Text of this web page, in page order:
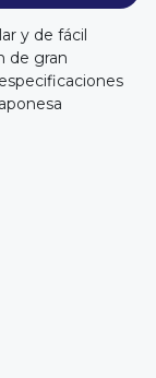
y de fácil
de gran